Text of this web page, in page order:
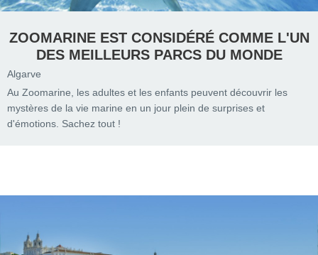
ZOOMARINE EST CONSIDÉRÉ COMME L'UN
DES MEILLEURS PARCS DU MONDE
Algarve
Au Zoomarine, les adultes et les enfants peuvent découvrir les
mystères de la vie marine en un jour plein de surprises et
d'émotions. Sachez tout !